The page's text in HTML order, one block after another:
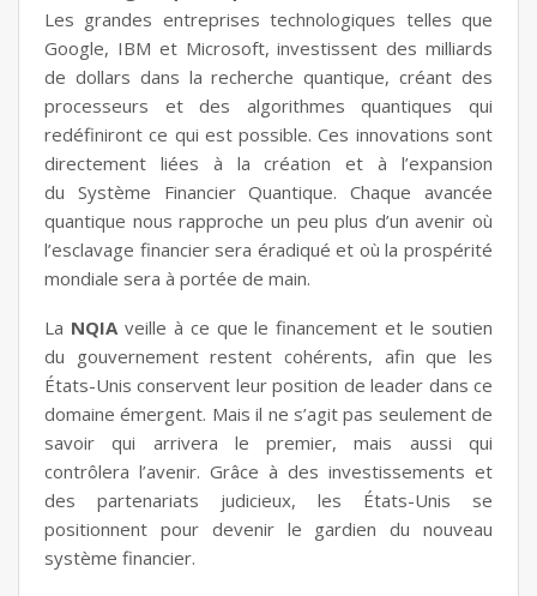
Les grandes entreprises technologiques telles que
Google, IBM et Microsoft, investissent des milliards
de dollars dans la recherche quantique, créant des
processeurs et des algorithmes quantiques qui
redéfiniront ce qui est possible. Ces innovations sont
directement liées à la création et à l’expansion
du Système Financier Quantique. Chaque avancée
quantique nous rapproche un peu plus d’un avenir où
l’esclavage financier sera éradiqué et où la prospérité
mondiale sera à portée de main.
La NQIAveille à ce que le financement et le soutien
du gouvernement restent cohérents, afin que les
États-Unis conservent leur position de leader dans ce
domaine émergent. Mais il ne s’agit pas seulement de
savoir qui arrivera le premier, mais aussi qui
contrôlera l’avenir. Grâce à des investissements et
des partenariats judicieux, les États-Unis se
positionnent pour devenir le gardien du nouveau
système financier.